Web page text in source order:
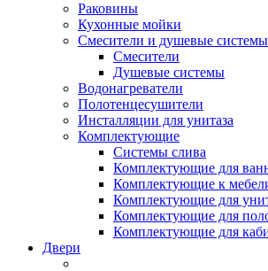
Раковины
Кухонные мойки
Смесители и душевые системы
Смесители
Душевые системы
Водонагреватели
Полотенцесушители
Инсталляции для унитаза
Комплектующие
Системы слива
Комплектующие для
Комплектующие к
Комплектующие для
Комплектующие для
Комплектующие для
Двери